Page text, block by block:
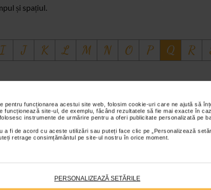
pentru funcționarea acestui site web, folosim cookie-uri care ne ajută să
funcționează site-ul, de exemplu, făcând rezultatele să fie mai exacte în
instrumente de urmărire pentru a oferi publicitate personalizată pe
a fi de acord cu aceste utilizări sau puteți face clic pe „Personalizează
retrage consimțământul pe site-ul nostru în orice moment.
PERSONALIZEAZĂ SETĂRILE
și spațiul.
I J K L M N O P Q R